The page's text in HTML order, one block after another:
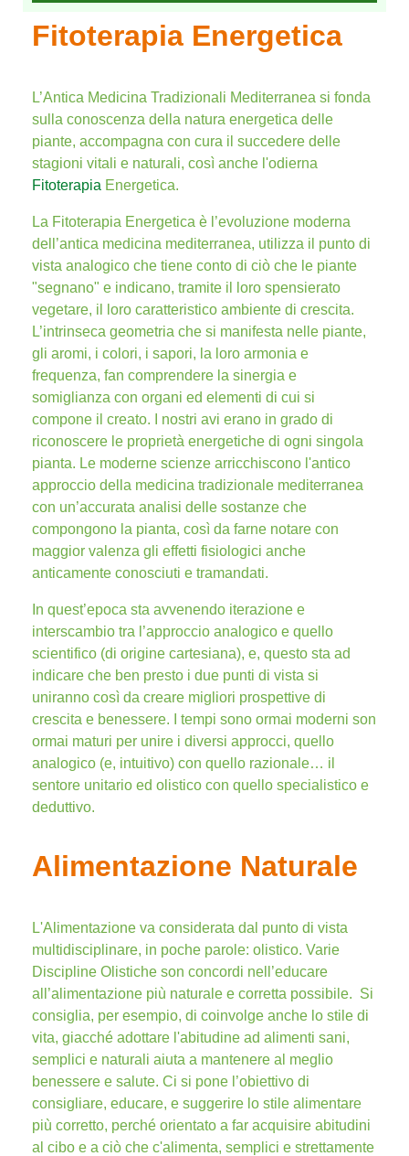
Fitoterapia Energetica
L’Antica Medicina Tradizionali Mediterranea si fonda
sulla conoscenza della natura energetica delle
piante, accompagna con cura il succedere delle
stagioni vitali e naturali, così anche l'odierna
Fitoterapia Energetica.
La Fitoterapia Energetica è l’evoluzione moderna
dell’antica medicina mediterranea, utilizza il punto di
vista analogico che tiene conto di ciò che le piante
"segnano" e indicano, tramite il loro spensierato
vegetare, il loro caratteristico ambiente di crescita.
L’intrinseca geometria che si manifesta nelle piante,
gli aromi, i colori, i sapori, la loro armonia e
frequenza, fan comprendere la sinergia e
somiglianza con organi ed elementi di cui si
compone il creato. I nostri avi erano in grado di
riconoscere le proprietà energetiche di ogni singola
pianta. Le moderne scienze arricchiscono l'antico
approccio della medicina tradizionale mediterranea
con un’accurata analisi delle sostanze che
compongono la pianta, così da farne notare con
maggior valenza gli effetti fisiologici anche
anticamente conosciuti e tramandati.
In quest’epoca sta avvenendo iterazione e
interscambio tra l’approccio analogico e quello
scientifico (di origine cartesiana), e, questo sta ad
indicare che ben presto i due punti di vista si
uniranno così da creare migliori prospettive di
crescita e benessere. I tempi sono ormai moderni son
ormai maturi per unire i diversi approcci, quello
analogico (e, intuitivo) con quello razionale… il
sentore unitario ed olistico con quello specialistico e
deduttivo.
Alimentazione Naturale
L'Alimentazione va considerata dal punto di vista
multidisciplinare, in poche parole: olistico. Varie
Discipline Olistiche son concordi nell’educare
all’alimentazione più naturale e corretta possibile. Si
consiglia, per esempio, di coinvolge anche lo stile di
vita, giacché adottare l'abitudine ad alimenti sani,
semplici e naturali aiuta a mantenere al meglio
benessere e salute. Ci si pone l’obiettivo di
consigliare, educare, e suggerire lo stile alimentare
più corretto, perché orientato a far acquisire abitudini
al cibo e a ciò che c'alimenta, semplici e strettamente